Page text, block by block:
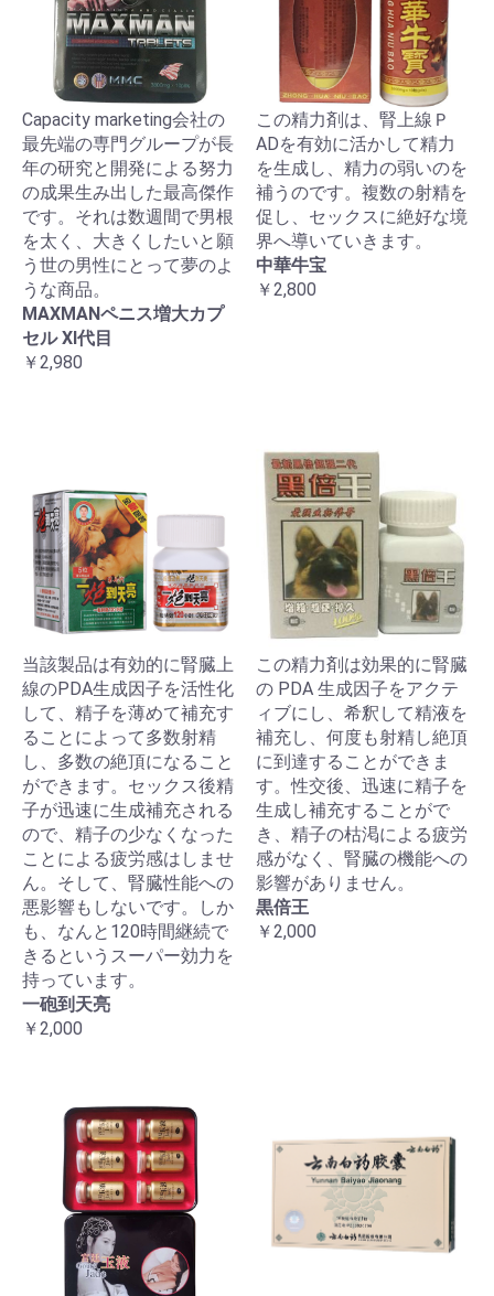
Capacity marketing会社の
最先端の専門グループが長
年の研究と開発による努力
の成果生み出した最高傑作
です。それは数週間で男根
を太く、大きくしたいと願
う世の男性にとって夢のよ
うな商品。
MAXMANペニス増大カプ
セル XI代目
￥2,980
この精力剤は、腎上線Ｐ
ADを有効に活かして精力
を生成し、精力の弱いのを
補うのです。複数の射精を
促し、セックスに絶好な境
界へ導いていきます。
中華牛宝
￥2,800
当該製品は有効的に腎臓上
線のPDA生成因子を活性化
して、精子を薄めて補充す
ることによって多数射精
し、多数の絶頂になること
ができます。セックス後精
子が迅速に生成補充される
ので、精子の少なくなった
ことによる疲労感はしませ
ん。そして、腎臓性能への
悪影響もしないです。しか
も、なんと120時間継続で
きるというスーパー効力を
持っています。
一砲到天亮
￥2,000
この精力剤は効果的に腎臓
の PDA 生成因子をアクテ
ィブにし、希釈して精液を
補充し、何度も射精し絶頂
に到達することができま
す。性交後、迅速に精子を
生成し補充することがで
き、精子の枯渇による疲労
感がなく、腎臓の機能への
影響がありません。
黒倍王
￥2,000